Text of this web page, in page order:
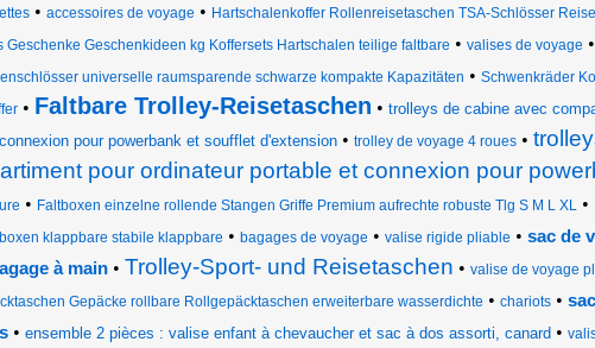
• accessoires de voyage • Hartschalenkoffer Rollenreisetaschen TSA-Schlösser
Geschenke Geschenkideen kg Koffersets Hartschalen teilige faltbare • valises de voyage •
universelle raumsparende schwarze kompakte Kapazitäten • Schwenkräder
• Faltbare Trolley-Reisetaschen • trolleys de cabine avec
pour powerbank et soufflet d'extension • trolley de voyage 4 roues •
pour ordinateur portable et connexion pour
• Faltboxen einzelne rollende Stangen Griffe Premium aufrechte robuste Tlg S M L XL •
klappbare stabile klappbare • bagages de voyage • valise rigide pliable • sac de
à main• Trolley-Sport- und Reisetaschen • valise de voyage
Gepäcke rollbare Rollgepäcktaschen erweiterbare wasserdichte • chariots •
• ensemble 2 pièces : valise enfant à chevaucher et sac à dos assorti, canard•